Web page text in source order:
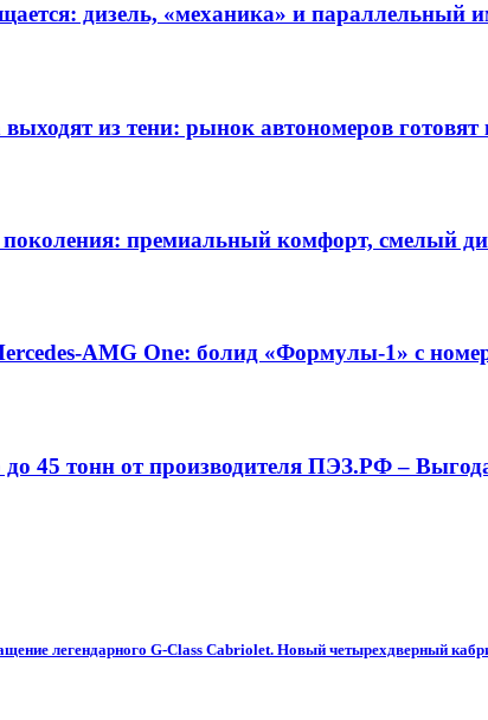
дизель, «механика» и параллельный
из тени: рынок автономеров
премиальный комфорт, смелый
AMG One: болид «Формулы-1» с
до 45 тонн от производителя ПЭЗ.РФ –
легендарного G-Class Cabriolet. Новый четырехдверный